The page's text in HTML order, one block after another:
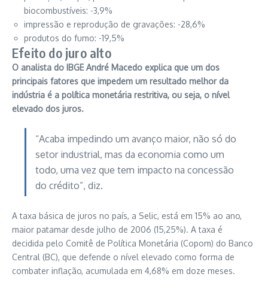
biocombustíveis: -3,9%
impressão e reprodução de gravações: -28,6%
produtos do fumo: -19,5%
Efeito do juro alto
O analista do IBGE André Macedo explica que um dos
principais fatores que impedem um resultado melhor da
indústria é a política monetária restritiva, ou seja, o nível
elevado dos juros.
“Acaba impedindo um avanço maior, não só do
setor industrial, mas da economia como um
todo, uma vez que tem impacto na concessão
do crédito”, diz.
A taxa básica de juros no país, a Selic, está em 15% ao ano,
maior patamar desde julho de 2006 (15,25%). A taxa é
decidida pelo Comitê de Política Monetária (Copom) do Banco
Central (BC), que defende o nível elevado como forma de
combater inflação, acumulada em 4,68% em doze meses.